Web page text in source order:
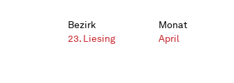
Bezirk
23. Liesing
Monat
April